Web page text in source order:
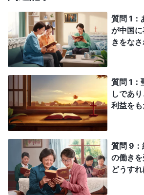
んだ？ まったく理解できん！ お前
物か？ お前たちもわからんのだろ
馬鹿げてるとは思わんのか？ お前た
神だという根拠は何なのか、説明でき
質問 1：
が中国
きをな
してい
だと思
が東から
ように
は、主
され、私
れて行
質問 1：
しであ
利益を
で偉大
全能性
書は神様
り、神
質問 9：
の働きを
どうす